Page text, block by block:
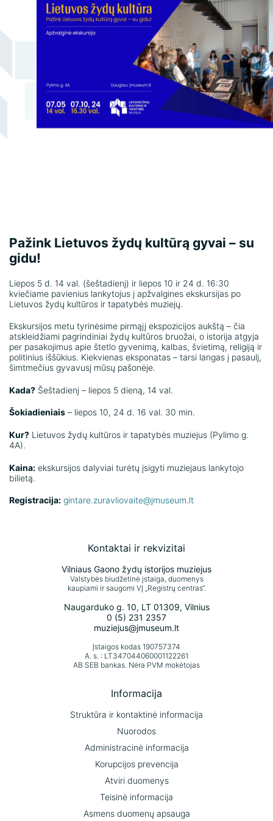
naudojimo taisyklės
Konsultacijų ir ekspertizių paslaugos
Žako Lipšico muziejaus ekspozicija
Pažink Lietuvos žydų kultūrą gyvai – su
gidu!
Liepos 5 d. 14 val. (šeštadienį) ir liepos 10 ir 24 d. 16:30
kviečiame pavienius lankytojus į apžvalgines ekskursijas po
Lietuvos žydų kultūros ir tapatybės muziejų.
Ekskursijos metu tyrinėsime pirmąjį ekspozicijos aukštą – čia
atskleidžiami pagrindiniai žydų kultūros bruožai, o istorija atgyja
per pasakojimus apie štetlo gyvenimą, kalbas, švietimą, religiją ir
politinius iššūkius. Kiekvienas eksponatas – tarsi langas į pasaulį,
šimtmečius gyvavusį mūsų pašonėje.
Kada? Šeštadienį – liepos 5 dieną, 14 val.
Šokiadieniais – liepos 10, 24 d. 16 val. 30 min.
Kur? Lietuvos žydų kultūros ir tapatybės muziejus (Pylimo g.
4A).
Kaina: ekskursijos dalyviai turėtų įsigyti muziejaus lankytojo
bilietą.
Registracija: gintare.zuravliovaite@jmuseum.lt
Kontaktai ir rekvizitai
Vilniaus Gaono žydų istorijos muziejus
Valstybės biudžetinė įstaiga, duomenys
kaupiami ir saugomi VĮ „Registrų centras“.
Naugarduko g. 10, LT 01309, Vilnius
0 (5) 231 2357
muziejus@jmuseum.lt
Įstaigos kodas 190757374
A. s. : LT347044060001122261
AB SEB bankas. Nėra PVM mokėtojas
Informacija
Struktūra ir kontaktinė informacija
Nuorodos
Administracinė informacija
Korupcijos prevencija
Atviri duomenys
Teisinė informacija
Asmens duomenų apsauga